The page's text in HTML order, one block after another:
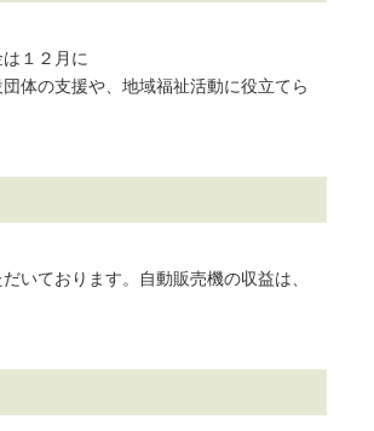
１２月に
体の支援や、地域福祉活動に役立てら
いております。自動販売機の収益は、